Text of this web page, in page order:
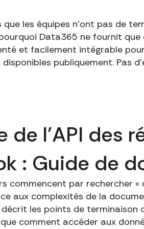
que les équipes n'ont pas de
Data365 ne fournit que
et facilement intégrable
disponibles publiquement. Pas
de l'API des
: Guide de
commencent par rechercher «
aux complexités de la
les points de terminaison
comment accéder aux